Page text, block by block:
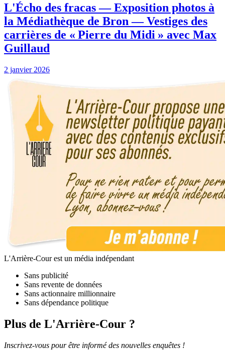
L'Écho des fracas — Exposition photos à
la Médiathèque de Bron — Vestiges des
carrières de « Pierre du Midi » avec Max
Guillaud
2 janvier 2026
L'Arrière-Cour est un média indépendant
Sans publicité
Sans revente de données
Sans actionnaire millionnaire
Sans dépendance politique
Plus de L'Arrière-Cour ?
Inscrivez-vous pour être informé des nouvelles enquêtes !